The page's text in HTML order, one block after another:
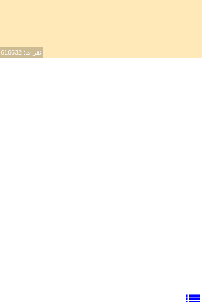
نقرات: 616632 / مشاهدات: 343181051